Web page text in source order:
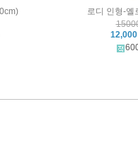
로디 인형-옐